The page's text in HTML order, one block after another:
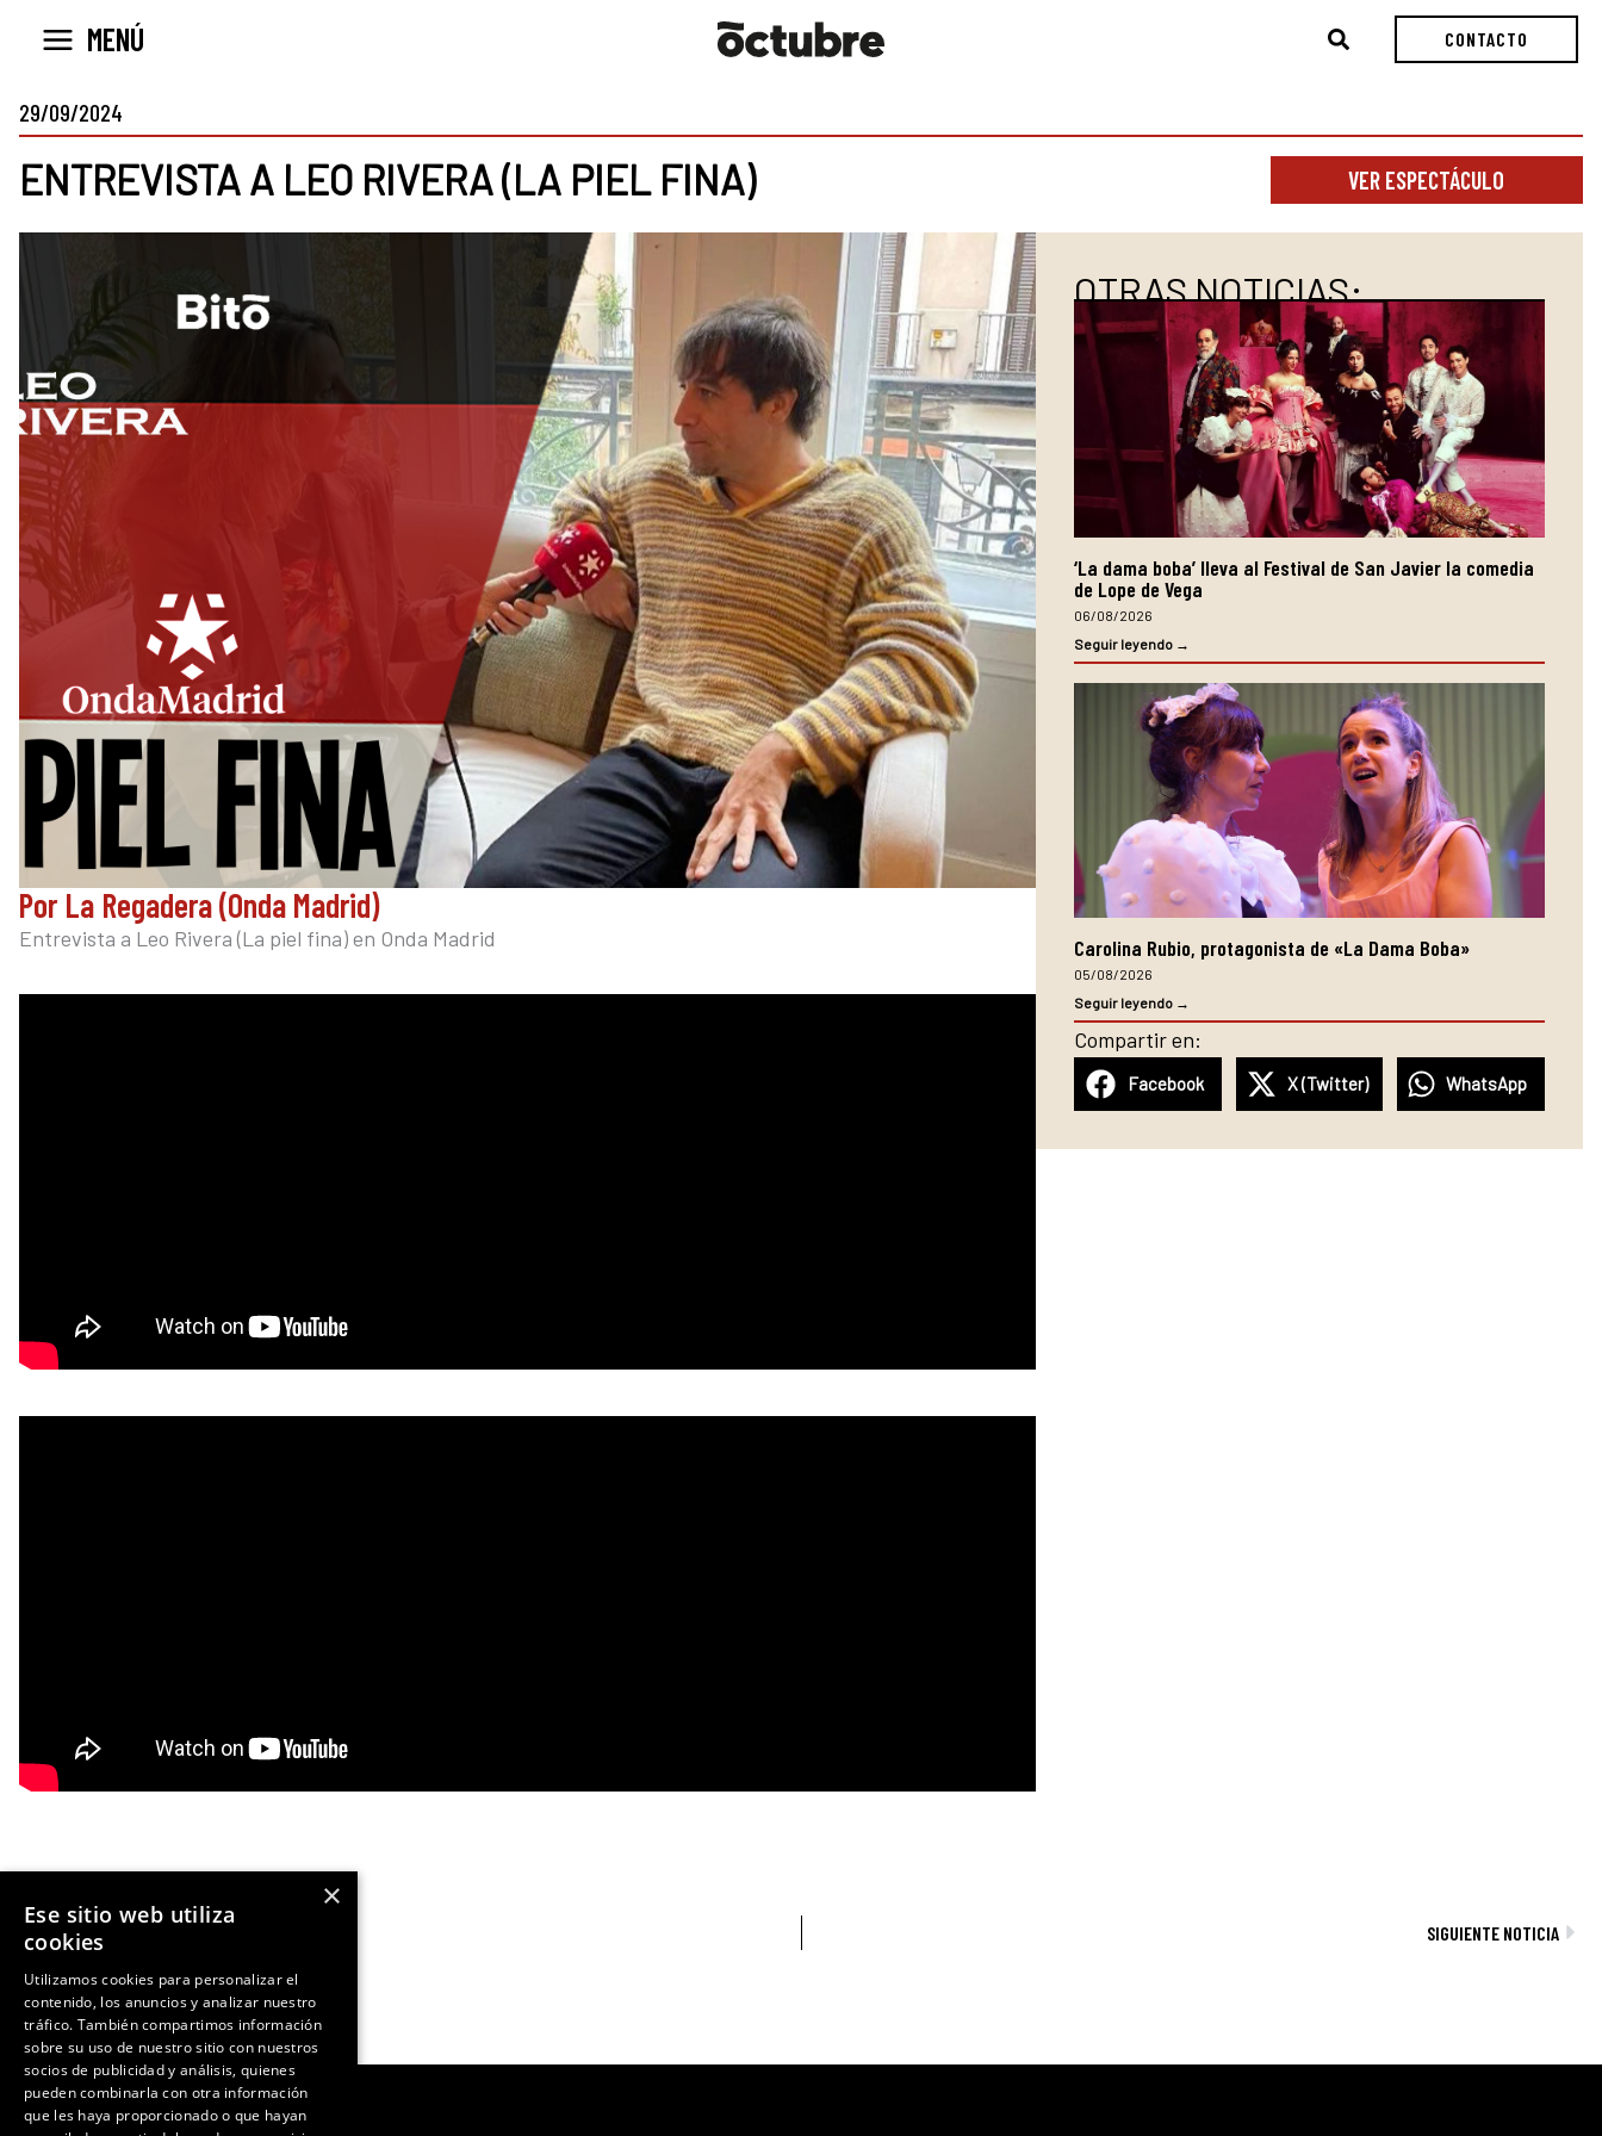
MENÚ Buscar CONTACTO
29/09/2024
ENTREVISTA A LEO RIVERA (LA PIEL FINA) VER ESPECTÁCULO
Por La Regadera (Onda Madrid)
Entrevista a Leo Rivera (La piel fina) en Onda Madrid
OTRAS NOTICIAS:
‘La dama boba’ lleva al Festival de San Javier la comedia
de Lope de Vega
06/08/2026
Seguir leyendo →
Carolina Rubio, protagonista de «La Dama Boba»
05/08/2026
Seguir leyendo →
Compartir en:
Facebook X (Twitter) WhatsApp
AntNOTICIA ANTERIOR SIGUIENTE NOTICIA
×
Ese sitio web utiliza
cookies
Utilizamos cookies para personalizar el
contenido, los anuncios y analizar nuestro
tráfico. También compartimos información
sobre su uso de nuestro sitio con nuestros
socios de publicidad y análisis, quienes
pueden combinarla con otra información
que les haya proporcionado o que hayan